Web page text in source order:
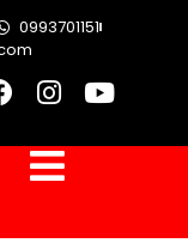
0993701151